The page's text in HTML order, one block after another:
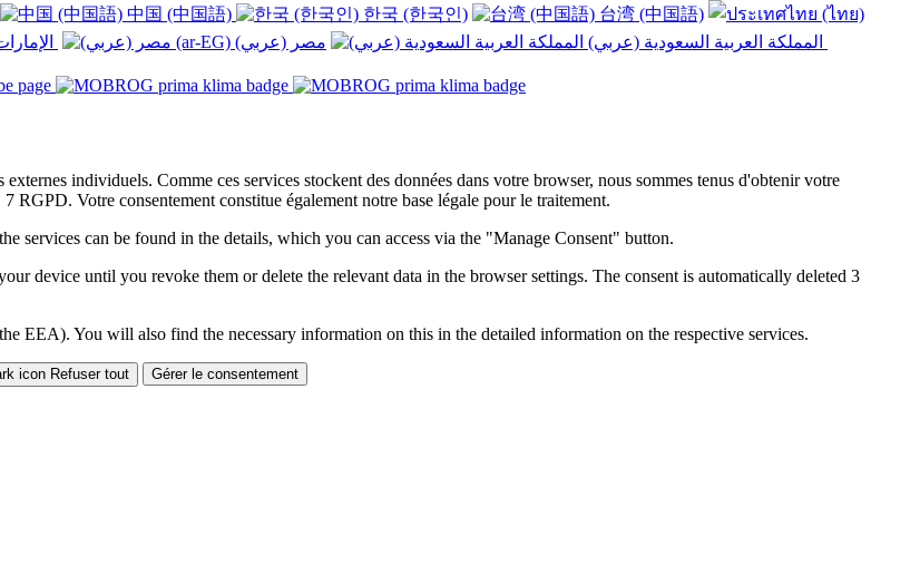
中国 (中国語) 한국 (한국인)
台湾 (中国語)
individuels. Comme ces services stockent des données dans votre browser, nous sommes tenus d'obtenir votre
Votre consentement constitue également notre base légale pour le traitement.
services can be found in the details, which you can access via the "Manage Consent" button.
device until you revoke them or delete the relevant data in the browser settings. The consent is automatically deleted 3
EEA). You will also find the necessary information on this in the detailed information on the respective services.
Refuser tout
Gérer le consentement